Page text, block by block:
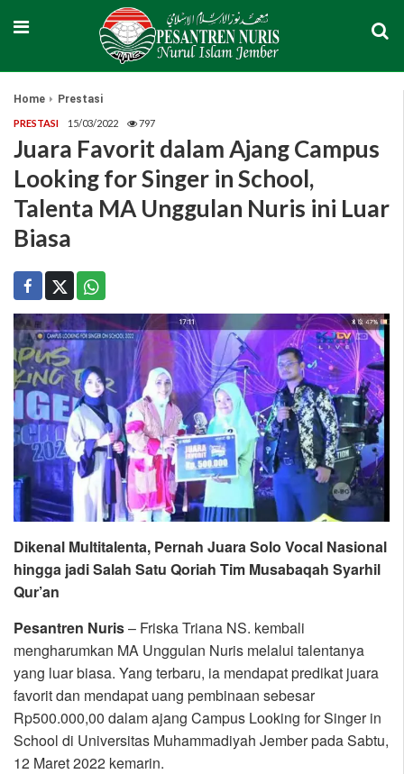
Home Prestasi
PRESTASI 15/03/2022 797
Juara Favorit dalam Ajang Campus
Looking for Singer in School,
Talenta MA Unggulan Nuris ini Luar
Biasa
Dikenal Multitalenta, Pernah Juara Solo Vocal Nasional
hingga jadi Salah Satu Qoriah Tim Musabaqah Syarhil
Qur’an
Pesantren Nuris– Friska Triana NS. kembali
mengharumkan MA Unggulan Nuris melalui talentanya
yang luar biasa. Yang terbaru, ia mendapat predikat juara
favorit dan mendapat uang pembinaan sebesar
Rp500.000,00 dalam ajang Campus Looking for Singer in
School di Universitas Muhammadiyah Jember pada Sabtu,
12 Maret 2022 kemarin.